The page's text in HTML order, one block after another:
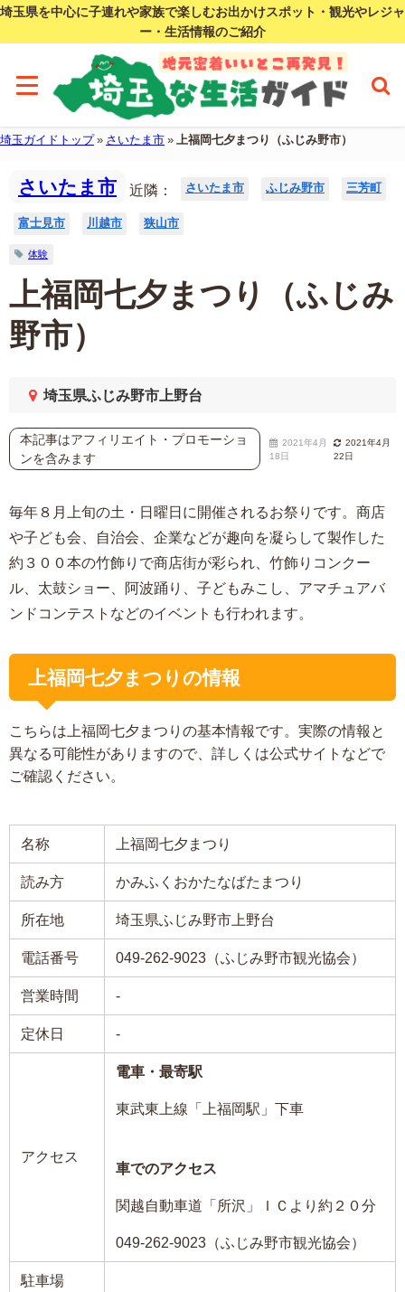
埼玉県を中心に子連れや家族で楽しむお出かけスポット・観光やレジャ
ー・生活情報のご紹介
埼玉ガイドトップ» さいたま市 » 上福岡七夕まつり（ふじみ野市）
さいたま市 近隣： さいたま市 ふじみ野市 三芳町
富士見市 川越市 狭山市
体験
上福岡七夕まつり（ふじみ
野市）
埼玉県ふじみ野市上野台
本記事はアフィリエイト・プロモーショ
ンを含みます
2021年4月
18日
2021年4月
22日
毎年８月上旬の土・日曜日に開催されるお祭りです。商店
や子ども会、自治会、企業などが趣向を凝らして製作した
約３００本の竹飾りで商店街が彩られ、竹飾りコンクー
ル、太鼓ショー、阿波踊り、子どもみこし、アマチュアバ
ンドコンテストなどのイベントも行われます。
上福岡七夕まつりの情報
こちらは上福岡七夕まつりの基本情報です。実際の情報と
異なる可能性がありますので、詳しくは公式サイトなどで
ご確認ください。
名称 上福岡七夕まつり
読み方 かみふくおかたなばたまつり
所在地 埼玉県ふじみ野市上野台
電話番号 049-262-9023（ふじみ野市観光協会）
営業時間 -
定休日 -
アクセス
電車・最寄駅
東武東上線「上福岡駅」下車
車でのアクセス
関越自動車道「所沢」ＩＣより約２０分
049-262-9023（ふじみ野市観光協会）
駐車場